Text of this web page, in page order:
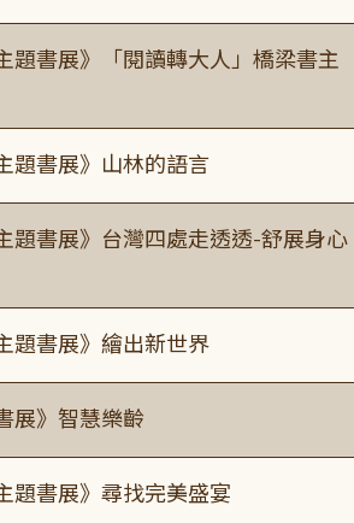
題書展》「閱讀轉大人」橋梁書主
題書展》山林的語言
題書展》台灣四處走透透-舒展身心
題書展》繪出新世界
展》智慧樂齡
題書展》尋找完美盛宴